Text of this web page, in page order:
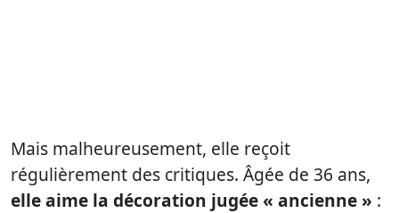
Mais malheureusement, elle reçoit
régulièrement des critiques. Âgée de 36 ans,
elle aime la décoration jugée « ancienne » :